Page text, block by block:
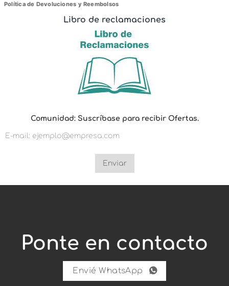
Política de Devoluciones y Reembolsos
Libro de reclamaciones
a
a
e
c
i
Comunidad: Suscríbase para recibir Ofertas.
Enviar
Ponte en contacto
Envié WhatsApp